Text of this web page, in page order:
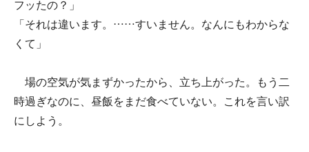
フッたの？」
「それは違います。……すいません。なんにもわからな
くて」
場の空気が気まずかったから、立ち上がった。もう二
時過ぎなのに、昼飯をまだ食べていない。これを言い訳
にしよう。